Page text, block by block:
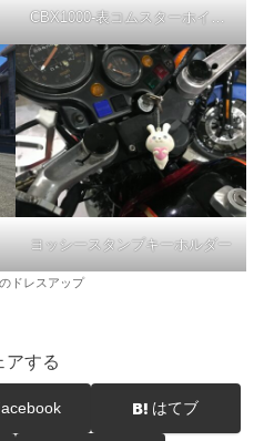
CBX1000-表コムスターホイール
ヨッシースタンプキーホルダー
ドレスアップ
アする
はてブ